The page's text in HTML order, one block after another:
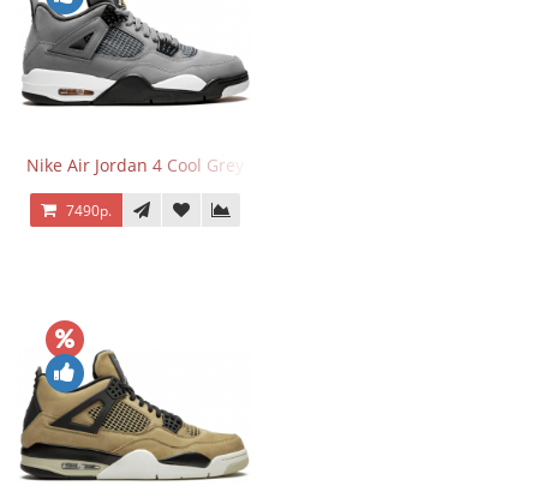
Nike Air Jordan 4 Cool Grey
7490р.